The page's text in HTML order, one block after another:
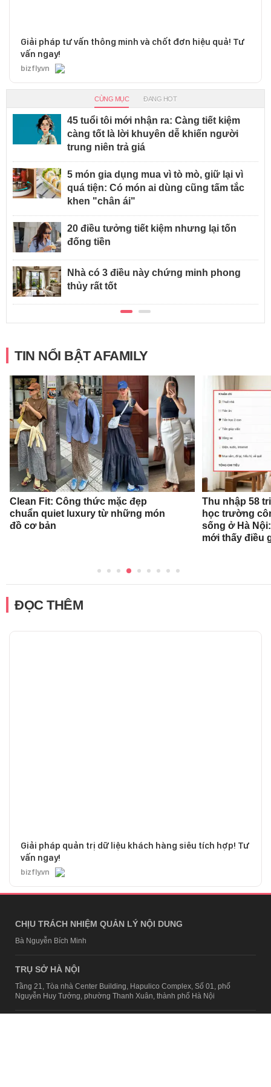
Giải pháp tư vấn thông minh và chốt đơn hiệu quả! Tư
vấn ngay!
bizfly.vn
CÙNG MỤC ĐANG HOT
45 tuổi tôi mới nhận ra: Càng tiết kiệm
càng tốt là lời khuyên dễ khiến người
trung niên trả giá
5 món gia dụng mua vì tò mò, giữ lại vì
quá tiện: Có món ai dùng cũng tấm tắc
khen "chân ái"
20 điều tưởng tiết kiệm nhưng lại tốn
đống tiền
Nhà có 3 điều này chứng minh phong
thủy rất tốt
TIN NỔI BẬT AFAMILY
Clean Fit: Công thức mặc đẹp
chuẩn quiet luxury từ những món
đồ cơ bản
Thu nhập 58
học trường
sống ở Hà
mới thấy điều
ĐỌC THÊM
Giải pháp quản trị dữ liệu khách hàng siêu tích hợp! Tư
vấn ngay!
bizfly.vn
CHỊU TRÁCH NHIỆM QUẢN LÝ NỘI DUNG
Bà Nguyễn Bích Minh
TRỤ SỞ HÀ NỘI
Tầng 21, Tòa nhà Center Building, Hapulico Complex, Số 01, phố
Nguyễn Huy Tưởng, phường Thanh Xuân, thành phố Hà Nội